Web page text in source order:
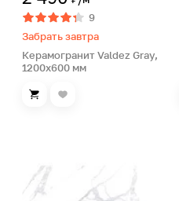
9
Забрать завтра
Керамогранит Valdez Gray,
1200х600 мм